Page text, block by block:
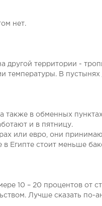
нет.
другой территории -
В
в обменных
и в пятницу.
или евро, они
Египте стоит меньше
10 – 20 процентов
Лучше сказать по-